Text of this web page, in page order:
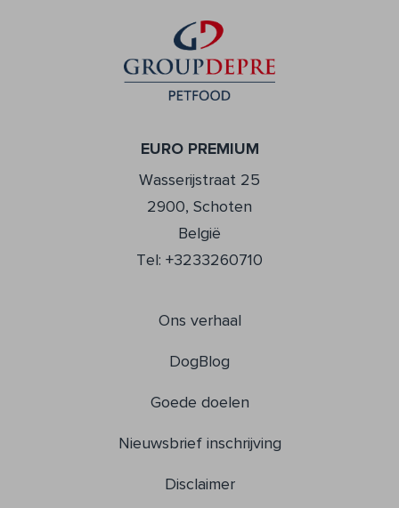
EURO PREMIUM
Wasserijstraat 25
2900, Schoten
België
Tel: +3233260710
Ons verhaal
DogBlog
Goede doelen
Nieuwsbrief inschrijving
Disclaimer